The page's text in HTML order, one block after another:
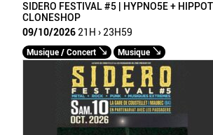
SIDERO FESTIVAL #5 | HYPNO5E +
CLONESHOP
09/10/2026 21H › 23H59
Musique / Concert Musique